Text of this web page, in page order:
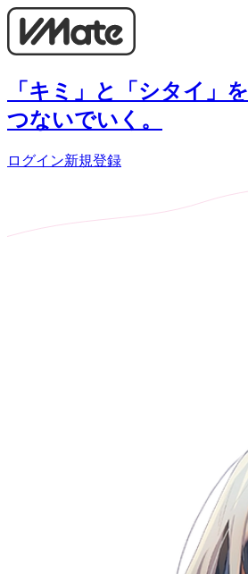
「キミ」と「シタイ」を
つないでいく。
ログイン新規登録